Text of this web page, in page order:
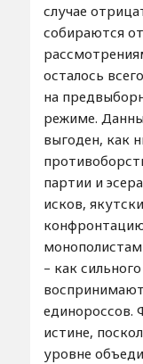
случае
собираются
осталось
на
режиме.
выгоден, как
партии и
исков,
– как
единороссов.
истине,
уровне